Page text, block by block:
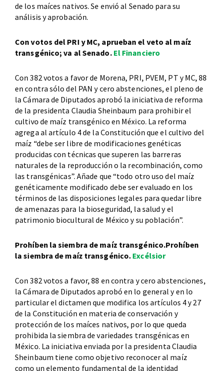
de los maíces nativos. Se envió al Senado para su
análisis y aprobación.
Con votos del PRI y MC, aprueban el veto al maíz
transgénico; va al Senado. El Financiero
Con 382 votos a favor de Morena, PRI, PVEM, PT y MC, 88
en contra sólo del PAN y cero abstenciones, el pleno de
la Cámara de Diputados aprobó la iniciativa de reforma
de la presidenta Claudia Sheinbaum para prohibir el
cultivo de maíz transgénico en México. La reforma
agrega al artículo 4 de la Constitución que el cultivo del
maíz “debe ser libre de modificaciones genéticas
producidas con técnicas que superen las barreras
naturales de la reproducción o la recombinación, como
las transgénicas”. Añade que “todo otro uso del maíz
genéticamente modificado debe ser evaluado en los
términos de las disposiciones legales para quedar libre
de amenazas para la bioseguridad, la salud y el
patrimonio biocultural de México y su población”.
Prohíben la siembra de maíz transgénico.Prohíben
la siembra de maíz transgénico. Excélsior
Con 382 votos a favor, 88 en contra y cero abstenciones,
la Cámara de Diputados aprobó en lo general y en lo
particular el dictamen que modifica los artículos 4 y 27
de la Constitución en materia de conservación y
protección de los maíces nativos, por lo que queda
prohibida la siembra de variedades transgénicas en
México. La iniciativa enviada por la presidenta Claudia
Sheinbaum tiene como objetivo reconocer al maíz
como un elemento fundamental de la identidad